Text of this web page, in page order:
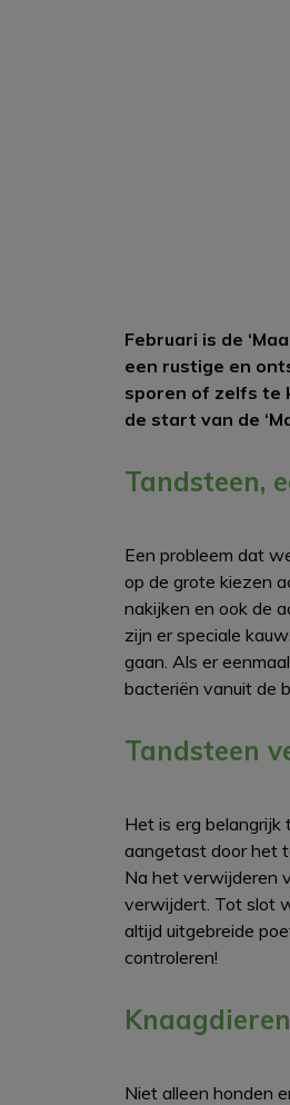
Februari is de
een rustige en
sporen of zelfs te
de start van de
Tandsteen,
Een probleem dat
op de grote kiezen
nakijken en ook de
zijn er speciale
gaan. Als er
bacteriën vanuit de
Tandsteen
Het is erg
aangetast door het
Na het verwijderen
verwijdert. Tot slot
altijd uitgebreide
controleren!
Niet alleen honden